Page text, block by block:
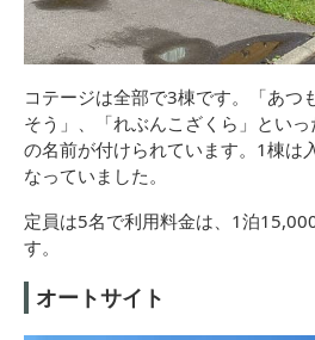
コテージは全部で3棟です。「あつ
そう」、「れぶんこざくら」とい
の名前が付けられています。1棟は
なっていました。
定員は5名で利用料金は、1泊
す。
オートサイト